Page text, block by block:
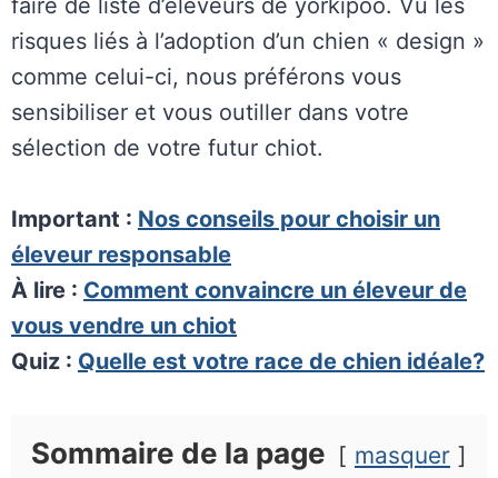
faire de liste d’éleveurs de yorkipoo. Vu les
risques liés à l’adoption d’un chien « design »
comme celui-ci, nous préférons vous
sensibiliser et vous outiller dans votre
sélection de votre futur chiot.
Important : Nos conseils pour choisir un
éleveur responsable
À lire : Comment convaincre un éleveur de
vous vendre un chiot
Quiz : Quelle est votre race de chien idéale?
Sommaire de la page masquer